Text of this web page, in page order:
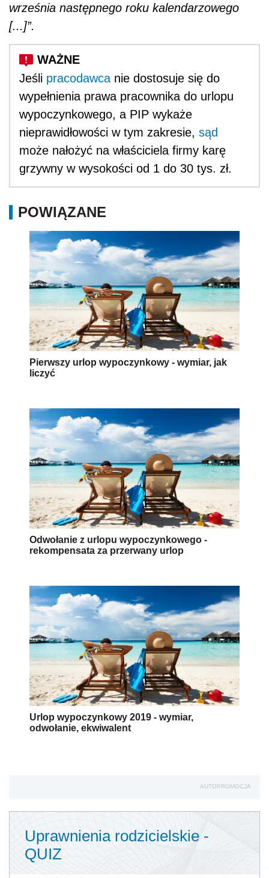
września następnego roku kalendarzowego
[...]”.
Jeśli pracodawca nie dostosuje się do
wypełnienia prawa pracownika do urlopu
wypoczynkowego, a PIP wykaże
nieprawidłowości w tym zakresie, sąd
może nałożyć na właściciela firmy karę
grzywny w wysokości od 1 do 30 tys. zł.
POWIĄZANE
Pierwszy urlop wypoczynkowy - wymiar, jak
liczyć
Odwołanie z urlopu wypoczynkowego -
rekompensata za przerwany urlop
Urlop wypoczynkowy 2019 - wymiar,
odwołanie, ekwiwalent
AUTOPROMOCJA
Uprawnienia rodzicielskie -
QUIZ